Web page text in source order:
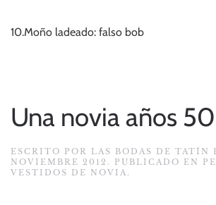
10.Moño ladeado: falso bob
Una novia años 50
ESCRITO POR LAS BODAS DE TATÍN
NOVIEMBRE 2012 . PUBLICADO EN
VESTIDOS DE NOVIA .